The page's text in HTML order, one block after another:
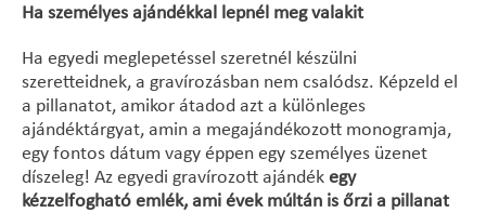
Ha személyes ajándékkal lepnél meg valakit
Ha egyedi meglepetéssel szeretnél készülni
szeretteidnek, a gravírozásban nem csalódsz. Képzeld el
a pillanatot, amikor átadod azt a különleges
ajándéktárgyat, amin a megajándékozott monogramja,
egy fontos dátum vagy éppen egy személyes üzenet
díszeleg! Az egyedi gravírozott ajándék egy
kézzelfogható emlék, ami évek múltán is őrzi a pillanat